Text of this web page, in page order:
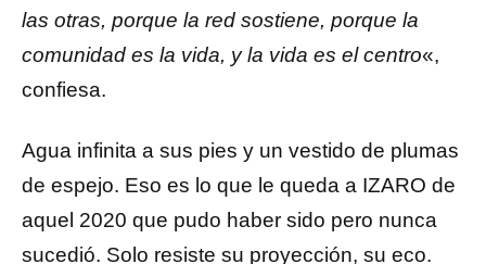
las otras, porque la red sostiene, porque la
comunidad es la vida, y la vida es el centro«,
confiesa.
Agua infinita a sus pies y un vestido de plumas
de espejo. Eso es lo que le queda a IZARO de
aquel 2020 que pudo haber sido pero nunca
sucedió. Solo resiste su proyección, su eco.